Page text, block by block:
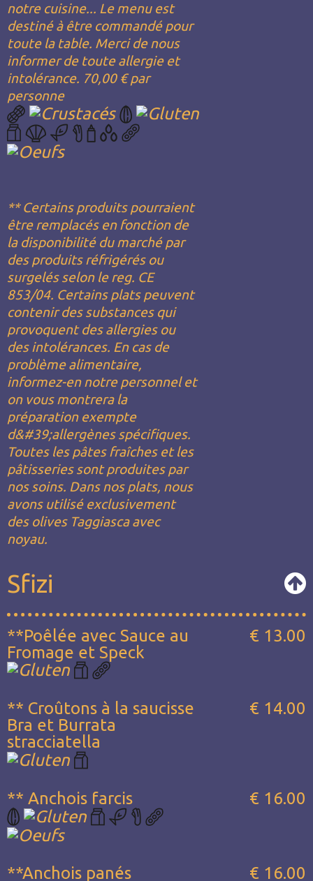
notre cuisine... Le menu est
destiné à être commandé pour
toute la table. Merci de nous
informer de toute allergie et
intolérance. 70,00 € par
personne
** Certains produits pourraient
être remplacés en fonction de
la disponibilité du marché par
des produits réfrigérés ou
surgelés selon le reg. CE
853/04. Certains plats peuvent
contenir des substances qui
provoquent des allergies ou
des intolérances. En cas de
problème alimentaire,
informez-en notre personnel et
on vous montrera la
préparation exempte
d&#39;allergènes spécifiques.
Toutes les pâtes fraîches et les
pâtisseries sont produites par
nos soins. Dans nos plats, nous
avons utilisé exclusivement
des olives Taggiasca avec
noyau.
Sfizi
**Poêlée avec Sauce au
Fromage et Speck
€ 13.00
** Croûtons à la saucisse
Bra et Burrata
stracciatella
€ 14.00
** Anchois farcis € 16.00
**Anchois panés € 16.00